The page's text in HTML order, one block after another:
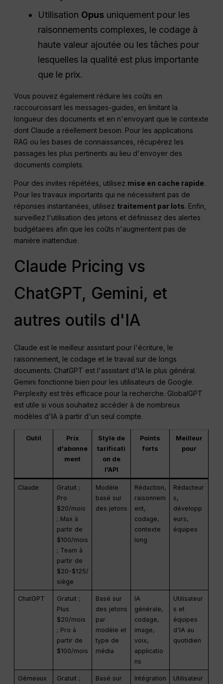
Utilisation Opus uniquement pour les
raisonnements complexes, le codage à
haute valeur ajoutée ou les tâches pour
lesquelles la qualité est plus importante
que le prix.
Vous pouvez également réduire les coûts en
raccourcissant les messages-guides, en limitant la
longueur des documents et en n'envoyant que le contexte
dont Claude a réellement besoin. Pour les applications
RAG ou les bases de connaissances, récupérez les
passages les plus pertinents au lieu d'envoyer des
documents complets.
Pour des invites répétées, utilisez mise en cache rapide.
Pour les travaux importants qui ne nécessitent pas de
réponses instantanées, utilisez traitement par lots. Enfin,
surveillez l'utilisation des jetons et définissez des alertes
budgétaires afin que les coûts n'augmentent pas de
manière inattendue.
Claude Pricing vs
ChatGPT, Gemini, et
autres outils d'IA
Claude est le meilleur assistant pour l'écriture, le
raisonnement, le codage et le travail sur de longs
documents. ChatGPT est l'assistant d'IA le plus général.
Gemini fonctionne bien pour les utilisateurs de Google.
Perplexity est très efficace pour la recherche. GlobalGPT
est utile si vous souhaitez accéder à de nombreux
modèles d'IA à partir d'un seul compte.
Outil
Prix
d'abonne
ment
Style de
tarificati
on de
l'API
Points
forts
Meilleur
pour
Claude
Gratuit ;
Pro
$20/mois
; Max à
partir de
$100/mois
; Team à
partir de
$20-$125/
siège
Modèle
basé sur
des jetons
Rédaction,
raisonnem
ent,
codage,
contexte
long
Rédacteur
s,
développ
eurs,
équipes
ChatGPT
Gratuit ;
Plus
$20/mois
; Pro à
partir de
$100/mois
Basé sur
des jetons
par
modèle et
type de
média
IA
générale,
codage,
image,
voix,
applicatio
ns
Utilisateur
s et
équipes
d'IA au
quotidien
Gémeaux
Gratuit ;
Basé sur
Intégration
Utilisateur